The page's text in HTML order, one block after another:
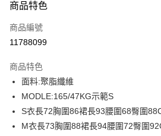
信用卡一次付款
信用卡分期付款
合作金庫商業銀行
華南商業銀行
上海商業儲蓄銀行
國泰世華商業銀行
兆豐
臺灣中小企業銀行
台中
超商取貨付款
LINE Pay
Apple Pay
商品特色
商品編號
11788099
商品特色
面料:聚脂纖維
MODLE:165/47KG示範S
S衣長72胸圍86裙長93腰圍68臀圍
M衣長73胸圍88裙長94腰圍72臀圍